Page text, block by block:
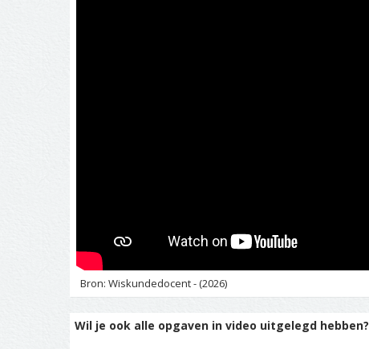
Bron: Wiskundedocent - (2026)
Wil je ook alle opgaven in video uitgelegd hebben?